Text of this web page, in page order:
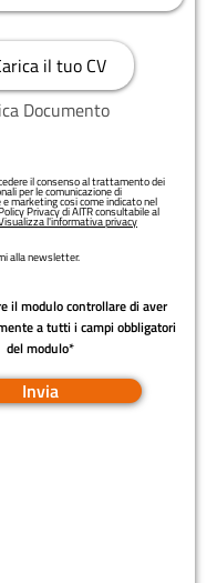
il tuo CV
Documento
il consenso al trattamento dei
per le comunicazione di
e marketing cosi come indicato nel
Privacy di AITR consultabile al
l'informativa privacy
alla newsletter.
il modulo controllare di aver
a tutti i campi obbligatori
del modulo*
Invia